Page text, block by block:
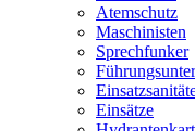
Atemschutz
Maschinisten
Sprechfunker
Einsätze